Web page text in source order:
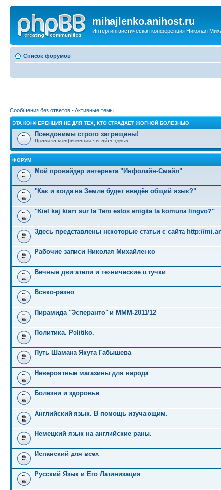
mihajlenko.anihost.ru
Интерлингвистическая конференция Николая
Список форумов
Сообщения без ответов • Активные темы
ЭТА КОНФЕРЕНЦИЯ НЕ ДЛЯ ТЕХ, КТО СТРАДАЕТ ЖОПНОЙ БОЛЕЗНЬЮ
Псевдонимы строго запрещены!
Правила конференции читайте здесь
ФОРУМ
Мой провайдер интернета "Инфолайн-Смайл"
"Как и когда на Земле будет введён общий язык?"
"Kiel kaj kiam sur la Tero estos enigita la komuna lingvo?"
Здесь представлены некоторые статьи с сайта http://
Рабочие записи Николая Михайленко
Вечные двигатели и технические штучки
Всяко-разно
Пирамида "Эсперанто" и MMM-2011/12
Политика. Politiko.
Путь Шамана Якута Габышева
Невероятные магазины для народа
Болезни и здоровье
Английский язык. В помощь изучающим.
Немецкий язык на английские раны.
Испанский для всех
Русский Язык и Его Латинизация